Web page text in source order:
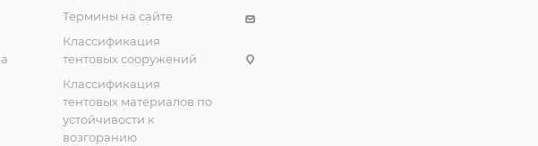
Термины на сайте
Классификация
тентовых сооружений
Классификация
тентовых материалов по
устойчивости к
возгоранию